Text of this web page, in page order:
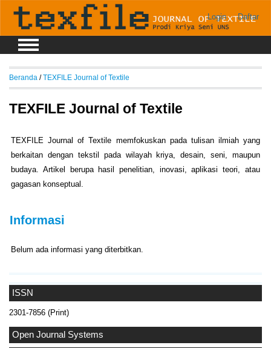
Login Daftar
ISSN
2301-7856 (Print)
Open Journal Systems
Beranda /TEXFILE Journal of Textile
TEXFILE Journal of Textile
TEXFILE Journal of Textile memfokuskan pada tulisan ilmiah yang
berkaitan dengan tekstil pada wilayah kriya, desain, seni, maupun
budaya. Artikel berupa hasil penelitian, inovasi, aplikasi teori, atau
gagasan konseptual.
Informasi
Belum ada informasi yang diterbitkan.